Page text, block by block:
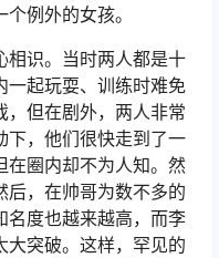
例外的女孩。
相识。当时两人都是十
一起玩耍、训练时难免
，但在剧外，两人非常
下，他们很快走到了一
在圈内却不为人知。然
后，在帅哥为数不多的
名度也越来越高，而李
大突破。这样，罕见的